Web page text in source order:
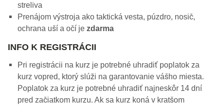
streliva
Prenájom výstroja ako taktická vesta, púzdro, nosič,
ochrana uší a očí je zdarma
INFO K REGISTRÁCII
Pri registrácii na kurz je potrebné uhradiť poplatok za
kurz vopred, ktorý slúži na garantovanie vášho miesta.
Poplatok za kurz je potrebné uhradiť najneskôr 14 dní
pred začiatkom kurzu. Ak sa kurz koná v kratšom